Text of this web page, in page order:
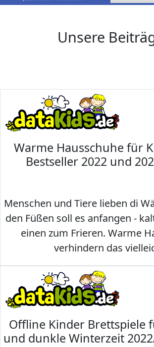
Unsere
Warme Hausschuhe für
Bestseller 2022 und
Menschen und Tiere lieben di
den Füßen soll es anfangen -
einen zum Frieren. Warme
verhindern das
Offline Kinder Brettspiele
und dunkle Winterzeit